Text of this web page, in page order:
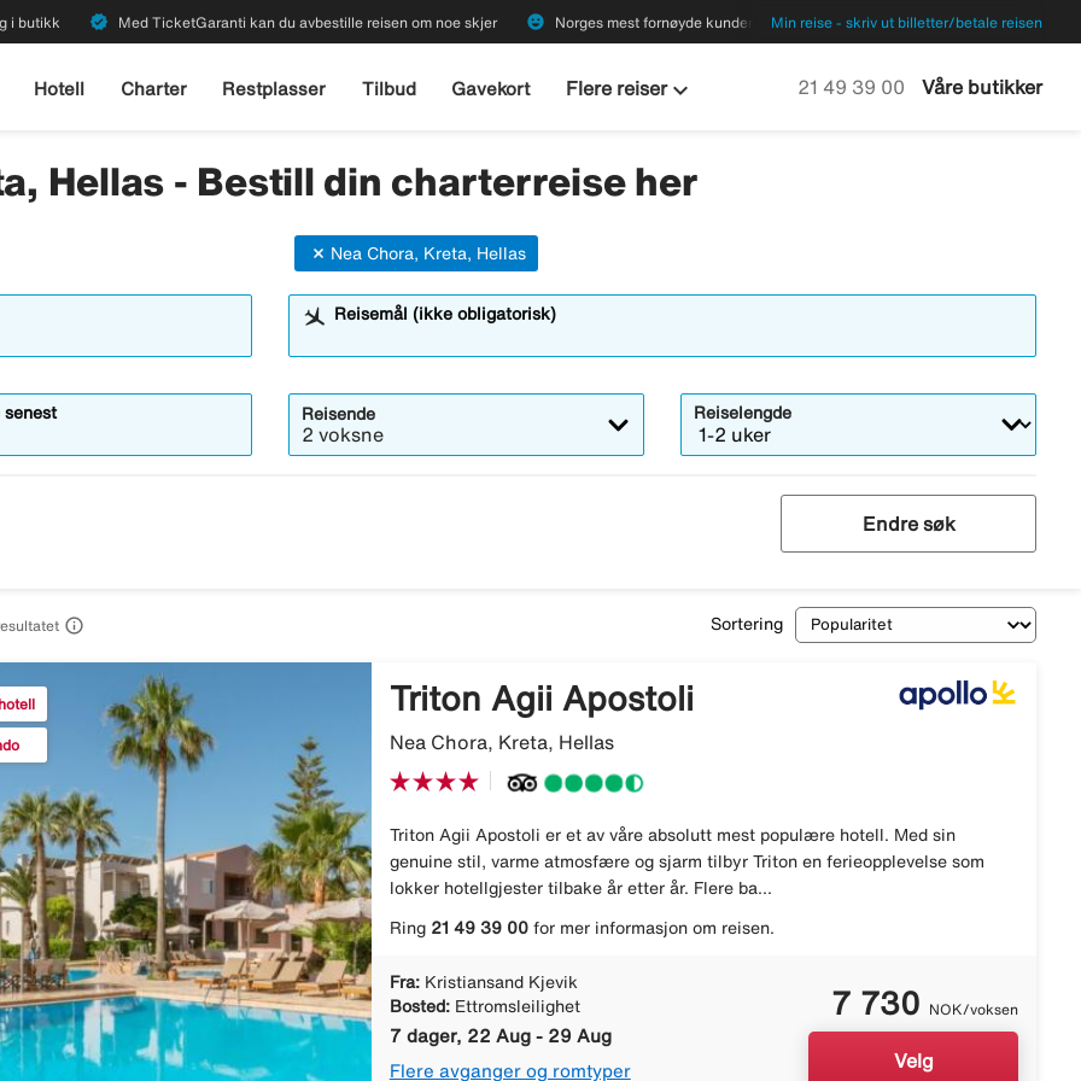
i butikk verified Med TicketGaranti kan du avbestille reisen om noe skjer emoji_emotions Norges mest fornøyde kunder Min reise - skriv ut billetter/betale reisen
Hotell Charter Restplasser Tilbud Gavekort Flere reiserkeyboard_arrow_down Ring oss på
21 49 39 00 Våre butikker
Hellas - Bestill din charterreise her
Reisemål (ikke obligatorisk)
Nea Chora, Kreta, Hellas
senest Reisende
2 voksne
Reiselengde
Endre søk
 Sortering
Triton Agii Apostoli
Nea Chora, Kreta, Hellas
Triton Agii Apostoli er et av våre absolutt mest populære hotell. Med sin
genuine stil, varme atmosfære og sjarm tilbyr Triton en ferieopplevelse som
lokker hotellgjester tilbake år etter år. Flere ba...
Ring 21 49 39 00for mer informasjon om reisen.
Fra: Kristiansand Kjevik
Bosted: Ettromsleilighet
7 dager, 22 Aug - 29 Aug
Flere avganger og romtyper
7 730 NOK/voksen
Velg